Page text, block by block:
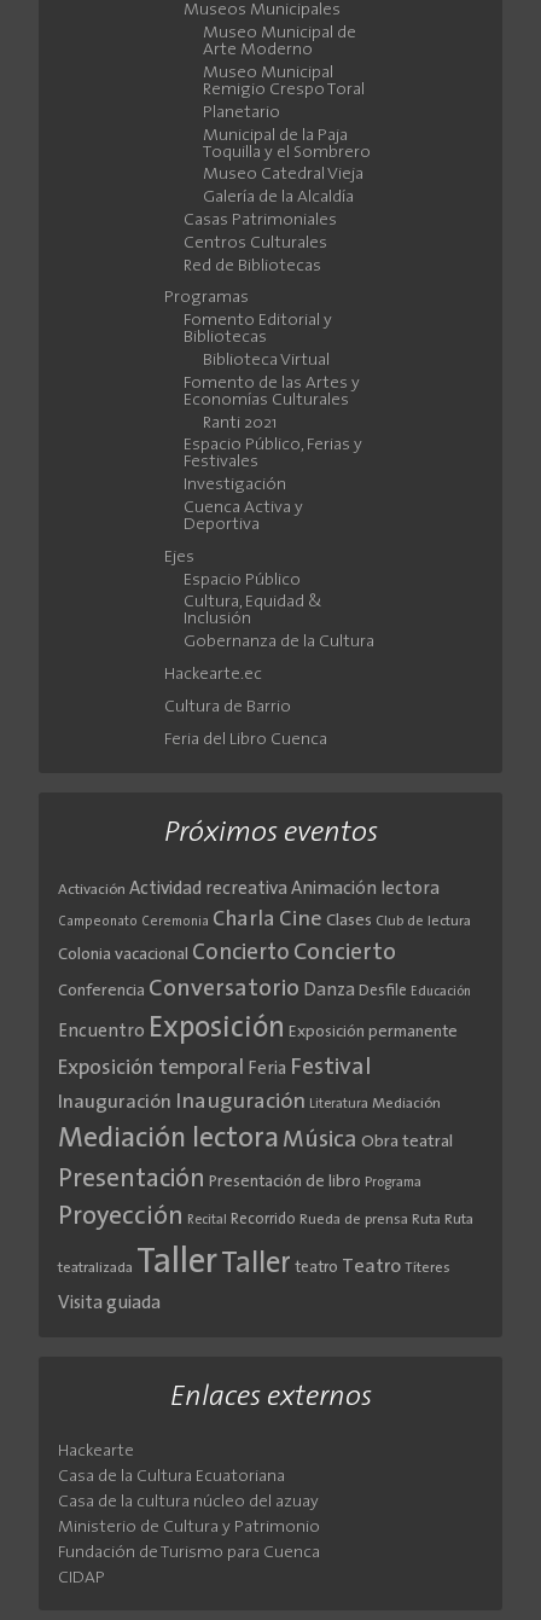
Museos Municipales
Museo Municipal de
Arte Moderno
Museo Municipal
Remigio Crespo Toral
Planetario
Municipal de la Paja
Toquilla y el Sombrero
Museo Catedral Vieja
Galería de la Alcaldía
Casas Patrimoniales
Centros Culturales
Red de Bibliotecas
Programas
Fomento Editorial y
Bibliotecas
Biblioteca Virtual
Fomento de las Artes y
Economías Culturales
Ranti 2021
Espacio Público, Ferias y
Festivales
Investigación
Cuenca Activa y
Deportiva
Ejes
Espacio Público
Cultura, Equidad &
Inclusión
Gobernanza de la Cultura
Hackearte.ec
Cultura de Barrio
Feria del Libro Cuenca
Próximos eventos
Activación Actividad recreativa Animación lectora
Campeonato Ceremonia Charla Cine Clases Club de lectura
Colonia vacacional Concierto Concierto
Conferencia Conversatorio Danza Desfile Educación
Encuentro Exposición Exposición permanente
Exposición temporal Feria Festival
Inauguración Inauguración Literatura Mediación
Mediación lectora Música Obra teatral
Presentación Presentación de libro Programa
Proyección Recital Recorrido Rueda de prensa Ruta Ruta
teatralizada Taller Taller teatro Teatro Títeres
Visita guiada
Enlaces externos
Hackearte
Casa de la Cultura Ecuatoriana
Casa de la cultura núcleo del azuay
Ministerio de Cultura y Patrimonio
Fundación de Turismo para Cuenca
CIDAP